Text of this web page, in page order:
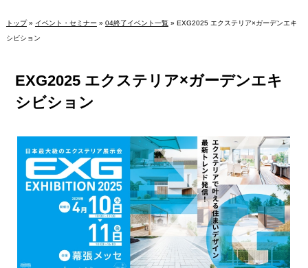
トップ» イベント・セミナー » 04終了イベント一覧» EXG2025 エクステリア×ガーデンエキ
シビション
EXG2025 エクステリア×ガーデンエキ
シビション